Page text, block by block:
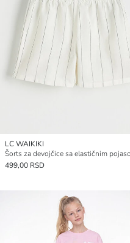
LC WAIKIKI
499,00 RSD